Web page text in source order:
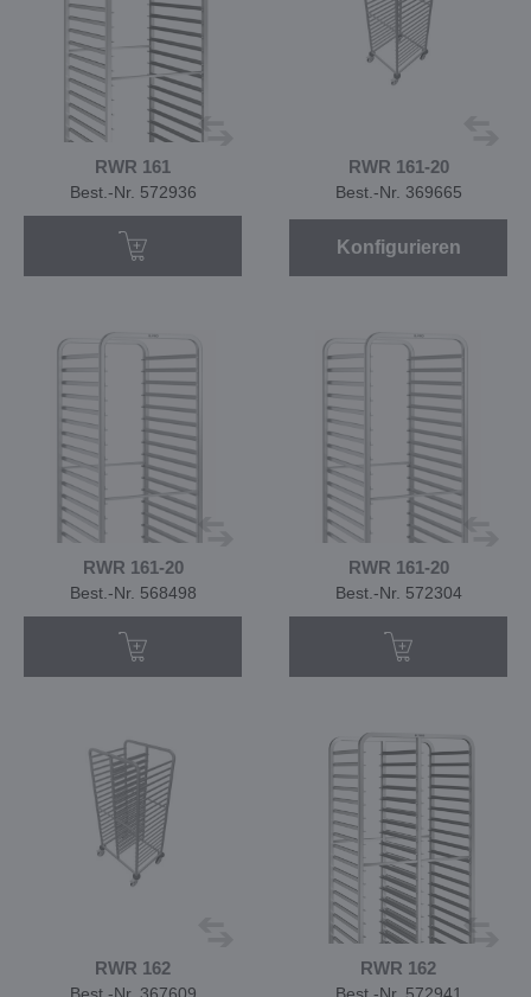
RWR 161
Best.-Nr. 572936
RWR 161-20
Best.-Nr. 369665
Konfigurieren
RWR 161-20
Best.-Nr. 568498
RWR 161-20
Best.-Nr. 572304
RWR 162 RWR 162